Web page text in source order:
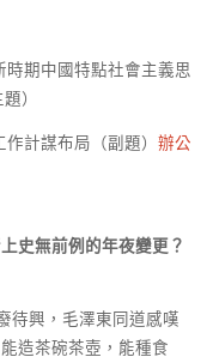
期中國特點社會主義思
）
計謀布局（副題） 辦公
無前例的年夜變更？
興，毛澤東同道感嘆
造茶碗茶壺，能種食